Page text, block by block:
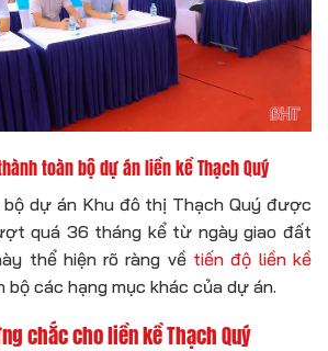
toàn bộ dự án liền kề Thạch Quý
dự án Khu đô thị Thạch Quý được
quá 36 tháng kể từ ngày giao đất
thể hiện rõ ràng về tiến độ liền kề
bộ các hạng mục khác của dự án.
chắc cho liền kề Thạch Quý